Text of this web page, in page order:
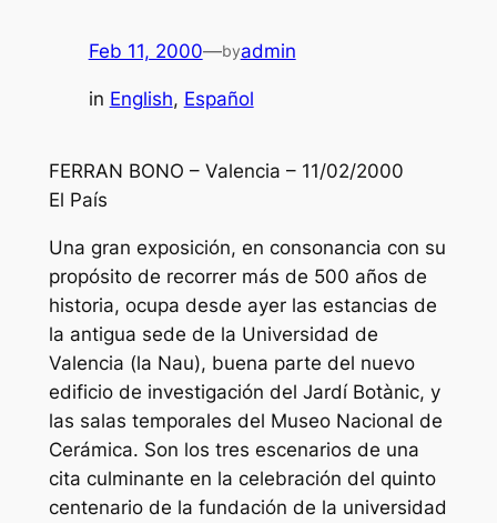
Feb 11, 2000—byadmin
in English, Español
FERRAN BONO – Valencia – 11/02/2000
El País
Una gran exposición, en consonancia con su
propósito de recorrer más de 500 años de
historia, ocupa desde ayer las estancias de
la antigua sede de la Universidad de
Valencia (la Nau), buena parte del nuevo
edificio de investigación del Jardí Botànic, y
las salas temporales del Museo Nacional de
Cerámica. Son los tres escenarios de una
cita culminante en la celebración del quinto
centenario de la fundación de la universidad